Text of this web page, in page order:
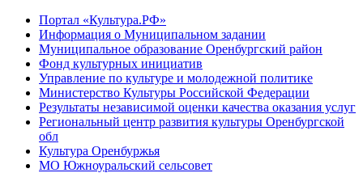
Портал «Культура.РФ»
Информация о Муниципальном задании
Муниципальное образование Оренбургский район
Фонд культурных инициатив
Управление по культуре и молодежной политике
Министерство Культуры Российской Федерации
Результаты независимой оценки качества оказания услуг
Региональный центр развития культуры Оренбургской
обл
Культура Оренбуржья
МО Южноуральский сельсовет